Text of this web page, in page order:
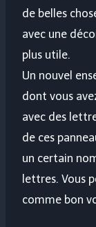
de belles
avec une
plus utile.
Un nouvel
dont vous
avec des
de ces
un certain
lettres. Vous
comme bon